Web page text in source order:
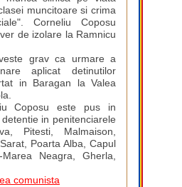
muncitoare si crima
Corneliu Coposu
de izolare la Ramnicu
grav ca urmare a
aplicat detinutilor
in Baragan la Valea
Coposu este pus in
in penitenciarele
Pitesti, Malmaison,
Poarta Alba, Capul
Neagra, Gherla,
comunista